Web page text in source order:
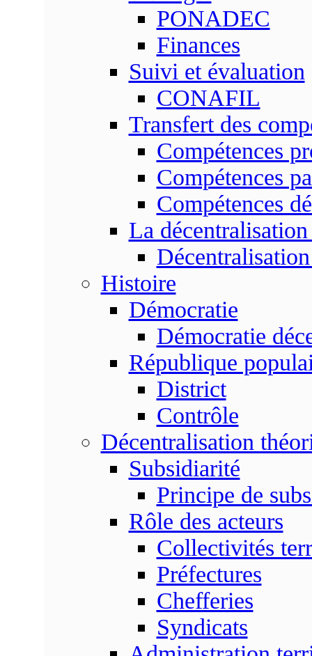
PONADEC
Finances
Suivi et évaluation
CONAFIL
Transfert des
Compétences
Compétences
Compétences
La
Histoire
Démocratie
Démocratie
République
District
Contrôle
Décentralisation
Subsidiarité
Principe de
Rôle des acteurs
Collectivités
Préfectures
Chefferies
Syndicats